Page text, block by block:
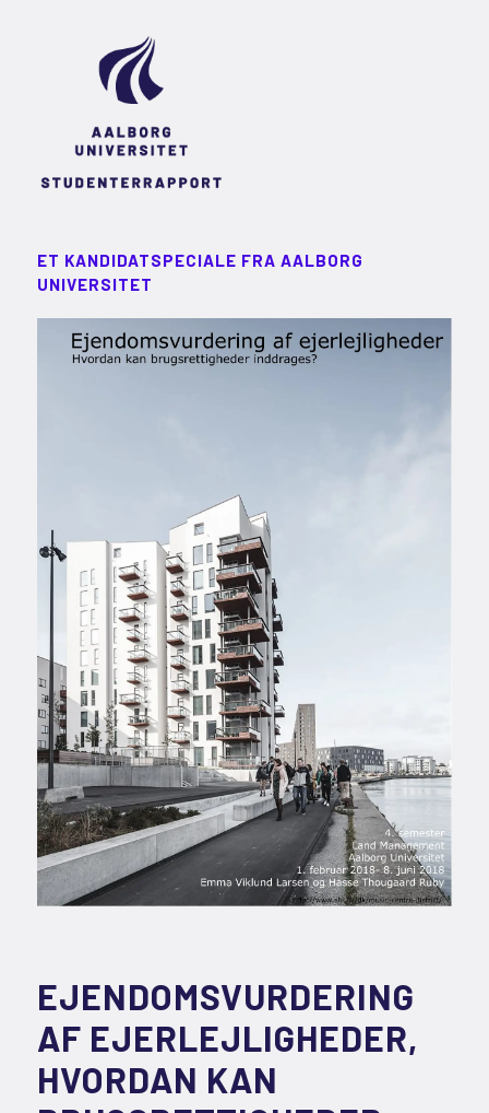
ET KANDIDATSPECIALE FRA AALBORG
UNIVERSITET
EJENDOMSVURDERING
AF EJERLEJLIGHEDER,
HVORDAN KAN